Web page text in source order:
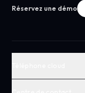
Réservez une démo